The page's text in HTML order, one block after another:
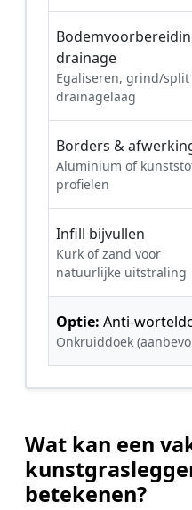
drainage
Egaliseren, grind/split
drainagelaag
Borders &
Aluminium of
profielen
Infill bijvullen
Kurk of zand voor
natuurlijke uitstraling
Optie: Anti-
Onkruiddoek
Wat kan een
betekenen?